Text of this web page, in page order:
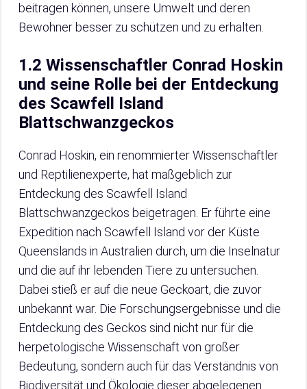
beitragen können, unsere Umwelt und deren
Bewohner besser zu schützen und zu erhalten.
1.2 Wissenschaftler Conrad Hoskin
und seine Rolle bei der Entdeckung
des Scawfell Island
Blattschwanzgeckos
Conrad Hoskin, ein renommierter Wissenschaftler
und Reptilienexperte, hat maßgeblich zur
Entdeckung des Scawfell Island
Blattschwanzgeckos beigetragen. Er führte eine
Expedition nach Scawfell Island vor der Küste
Queenslands in Australien durch, um die Inselnatur
und die auf ihr lebenden Tiere zu untersuchen.
Dabei stieß er auf die neue Geckoart, die zuvor
unbekannt war. Die Forschungsergebnisse und die
Entdeckung des Geckos sind nicht nur für die
herpetologische Wissenschaft von großer
Bedeutung, sondern auch für das Verständnis von
Biodiversität und Ökologie dieser abgelegenen